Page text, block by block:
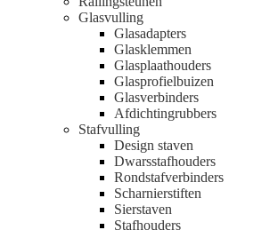
Glasvulling
Glasadapters
Glasklemmen
Glasplaathouders
Glasprofielbuizen
Glasverbinders
Afdichtingrubbers
Stafvulling
Design staven
Dwarsstafhouders
Rondstafverbinders
Scharnierstiften
Sierstaven
Stafhouders